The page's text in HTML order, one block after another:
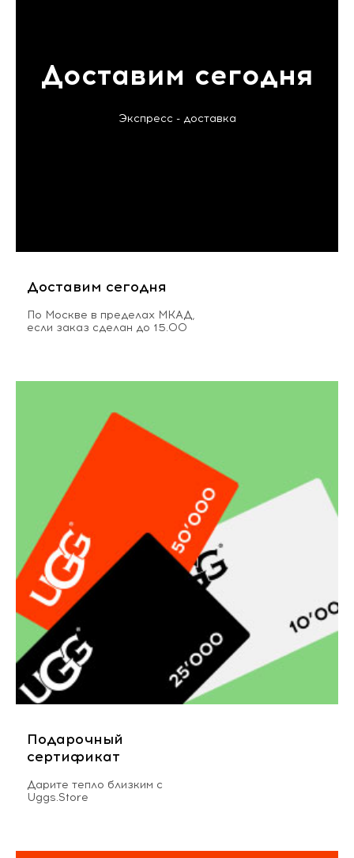
Доставим сегодня
Экспресс - доставка
Доставим сегодня
По Москве в пределах МКАД,
если заказ сделан до 15.00
Подарочный
сертификат
Дарите тепло близким с
Uggs.Store